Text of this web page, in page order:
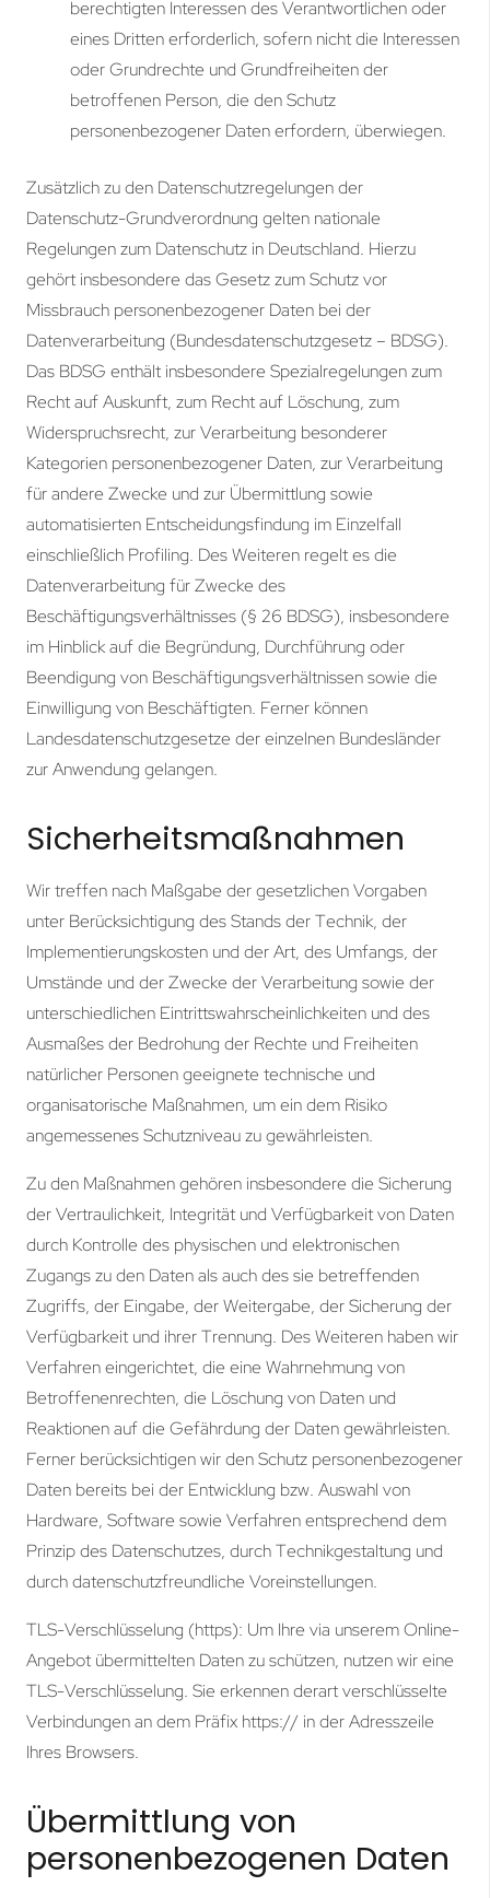
berechtigten Interessen des Verantwortlichen oder
eines Dritten erforderlich, sofern nicht die Interessen
oder Grundrechte und Grundfreiheiten der
betroffenen Person, die den Schutz
personenbezogener Daten erfordern, überwiegen.
Zusätzlich zu den Datenschutzregelungen der
Datenschutz-Grundverordnung gelten nationale
Regelungen zum Datenschutz in Deutschland. Hierzu
gehört insbesondere das Gesetz zum Schutz vor
Missbrauch personenbezogener Daten bei der
Datenverarbeitung (Bundesdatenschutzgesetz – BDSG).
Das BDSG enthält insbesondere Spezialregelungen zum
Recht auf Auskunft, zum Recht auf Löschung, zum
Widerspruchsrecht, zur Verarbeitung besonderer
Kategorien personenbezogener Daten, zur Verarbeitung
für andere Zwecke und zur Übermittlung sowie
automatisierten Entscheidungsfindung im Einzelfall
einschließlich Profiling. Des Weiteren regelt es die
Datenverarbeitung für Zwecke des
Beschäftigungsverhältnisses (§ 26 BDSG), insbesondere
im Hinblick auf die Begründung, Durchführung oder
Beendigung von Beschäftigungsverhältnissen sowie die
Einwilligung von Beschäftigten. Ferner können
Landesdatenschutzgesetze der einzelnen Bundesländer
zur Anwendung gelangen.
Sicherheitsmaßnahmen
Wir treffen nach Maßgabe der gesetzlichen Vorgaben
unter Berücksichtigung des Stands der Technik, der
Implementierungskosten und der Art, des Umfangs, der
Umstände und der Zwecke der Verarbeitung sowie der
unterschiedlichen Eintrittswahrscheinlichkeiten und des
Ausmaßes der Bedrohung der Rechte und Freiheiten
natürlicher Personen geeignete technische und
organisatorische Maßnahmen, um ein dem Risiko
angemessenes Schutzniveau zu gewährleisten.
Zu den Maßnahmen gehören insbesondere die Sicherung
der Vertraulichkeit, Integrität und Verfügbarkeit von Daten
durch Kontrolle des physischen und elektronischen
Zugangs zu den Daten als auch des sie betreffenden
Zugriffs, der Eingabe, der Weitergabe, der Sicherung der
Verfügbarkeit und ihrer Trennung. Des Weiteren haben wir
Verfahren eingerichtet, die eine Wahrnehmung von
Betroffenenrechten, die Löschung von Daten und
Reaktionen auf die Gefährdung der Daten gewährleisten.
Ferner berücksichtigen wir den Schutz personenbezogener
Daten bereits bei der Entwicklung bzw. Auswahl von
Hardware, Software sowie Verfahren entsprechend dem
Prinzip des Datenschutzes, durch Technikgestaltung und
durch datenschutzfreundliche Voreinstellungen.
TLS-Verschlüsselung (https): Um Ihre via unserem Online-
Angebot übermittelten Daten zu schützen, nutzen wir eine
TLS-Verschlüsselung. Sie erkennen derart verschlüsselte
Verbindungen an dem Präfix https:// in der Adresszeile
Ihres Browsers.
Übermittlung von
personenbezogenen Daten